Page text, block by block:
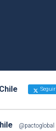
Seguir
@pactoglobal